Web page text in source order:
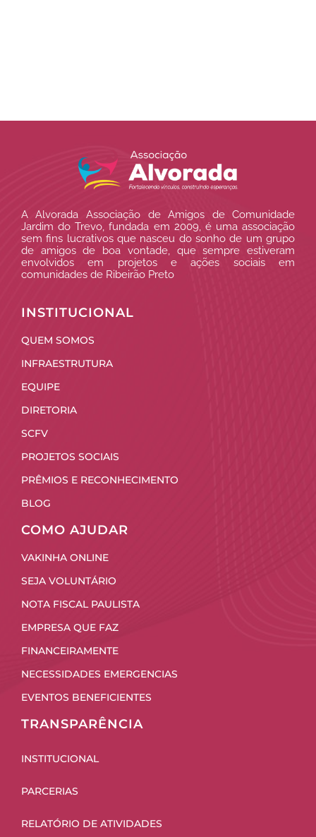
A Alvorada Associação de Amigos de Comunidade
Jardim do Trevo, fundada em 2009, é uma associação
sem fins lucrativos que nasceu do sonho de um grupo
de amigos de boa vontade, que sempre estiveram
envolvidos em projetos e ações sociais em
comunidades de Ribeirão Preto
INSTITUCIONAL
QUEM SOMOS
INFRAESTRUTURA
EQUIPE
DIRETORIA
SCFV
PROJETOS SOCIAIS
PRÊMIOS E RECONHECIMENTO
BLOG
COMO AJUDAR
VAKINHA ONLINE
SEJA VOLUNTÁRIO
NOTA FISCAL PAULISTA
EMPRESA QUE FAZ
FINANCEIRAMENTE
NECESSIDADES EMERGENCIAS
EVENTOS BENEFICIENTES
TRANSPARÊNCIA
INSTITUCIONAL
PARCERIAS
RELATÓRIO DE ATIVIDADES